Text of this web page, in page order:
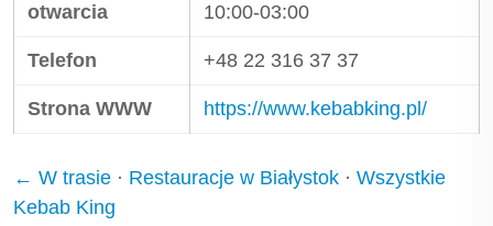
otwarcia
10:00-03:00
Telefon +48 22 316 37 37
Strona WWW https://www.kebabking.pl/
← W trasie · Restauracje w Białystok · Wszystkie
Kebab King